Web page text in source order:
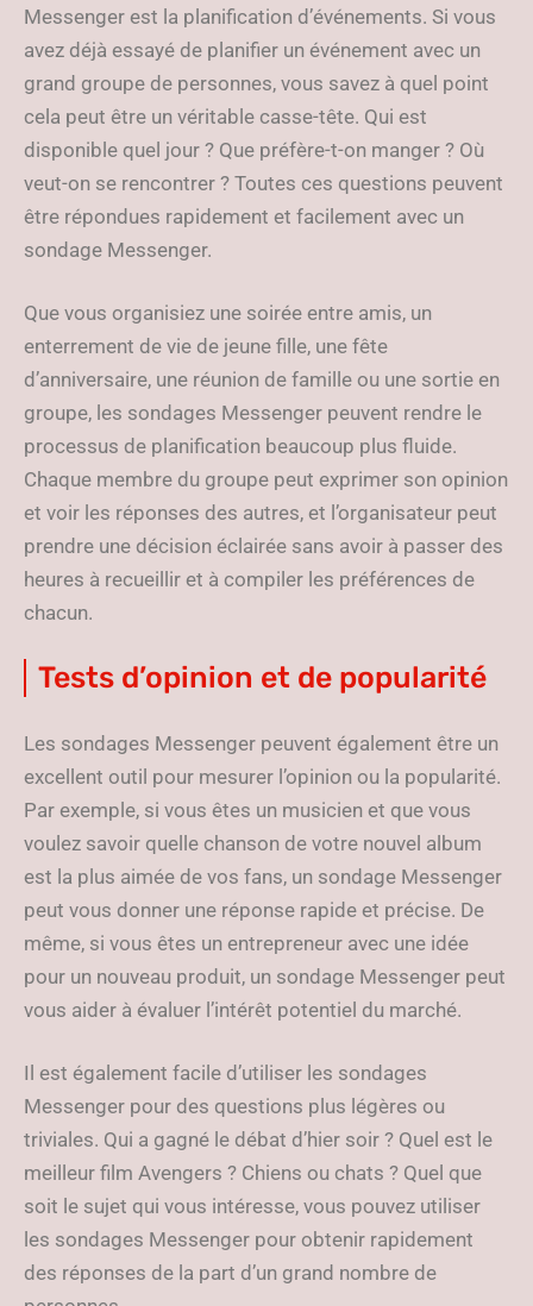
Messenger est la planification d’événements. Si vous
avez déjà essayé de planifier un événement avec un
grand groupe de personnes, vous savez à quel point
cela peut être un véritable casse-tête. Qui est
disponible quel jour ? Que préfère-t-on manger ? Où
veut-on se rencontrer ? Toutes ces questions peuvent
être répondues rapidement et facilement avec un
sondage Messenger.
Que vous organisiez une soirée entre amis, un
enterrement de vie de jeune fille, une fête
d’anniversaire, une réunion de famille ou une sortie en
groupe, les sondages Messenger peuvent rendre le
processus de planification beaucoup plus fluide.
Chaque membre du groupe peut exprimer son opinion
et voir les réponses des autres, et l’organisateur peut
prendre une décision éclairée sans avoir à passer des
heures à recueillir et à compiler les préférences de
chacun.
Tests d’opinion et de popularité
Les sondages Messenger peuvent également être un
excellent outil pour mesurer l’opinion ou la popularité.
Par exemple, si vous êtes un musicien et que vous
voulez savoir quelle chanson de votre nouvel album
est la plus aimée de vos fans, un sondage Messenger
peut vous donner une réponse rapide et précise. De
même, si vous êtes un entrepreneur avec une idée
pour un nouveau produit, un sondage Messenger peut
vous aider à évaluer l’intérêt potentiel du marché.
Il est également facile d’utiliser les sondages
Messenger pour des questions plus légères ou
triviales. Qui a gagné le débat d’hier soir ? Quel est le
meilleur film Avengers ? Chiens ou chats ? Quel que
soit le sujet qui vous intéresse, vous pouvez utiliser
les sondages Messenger pour obtenir rapidement
des réponses de la part d’un grand nombre de